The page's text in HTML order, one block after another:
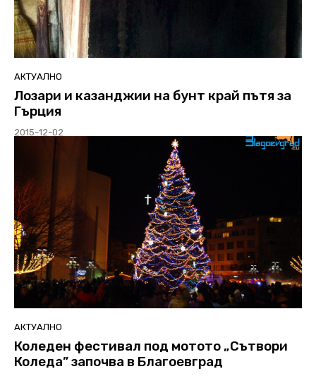
АКТУАЛНО
Лозари и казанджии на бунт край пътя за
Гърция
2015-12-02
АКТУАЛНО
Коледен фестивал под мотото „Сътвори
Коледа” започва в Благоевград